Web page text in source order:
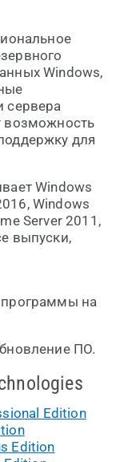
Windows,
сервера
возможность
для
Windows
Windows
Server 2011,
выпуски,
программы на
ПО.
Edition
Edition